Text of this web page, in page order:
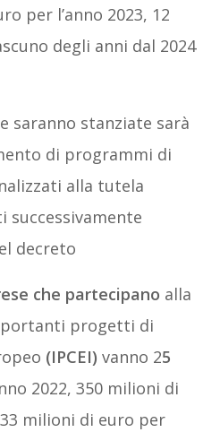
per l’anno 2023, 12
degli anni dal 2024
saranno stanziate sarà
di programmi di
alla tutela
successivamente
decreto
che partecipano alla
progetti di
(IPCEI) vanno 25
2022, 350 milioni di
milioni di euro per